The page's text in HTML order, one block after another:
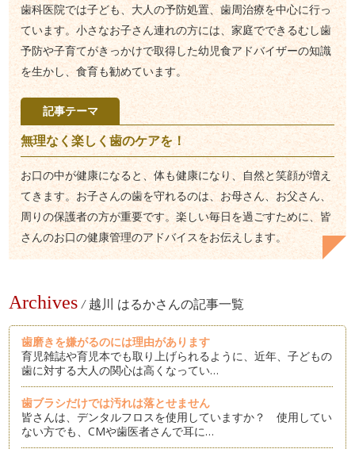
歯科医院では子ども、大人の予防処置、歯周治療を中心に行っ
ています。小さなお子さん連れの方には、家庭でできるむし歯
予防や子育てがきっかけで取得した幼児食アドバイザーの知識
を生かし、食育も勧めています。
記事テーマ
無理なく楽しく歯のケアを！
お口の中が健康になると、体も健康になり、自然と笑顔が増え
てきます。お子さんの歯を守れるのは、お母さん、お父さん、
周りの保護者の方が重要です。楽しい毎日を過ごすために、皆
さんのお口の健康管理のアドバイスをお伝えします。
Archives / 越川 はるかさんの記事一覧
歯磨きを嫌がるのには理由があります
育児雑誌や育児本でも取り上げられるように、近年、子どもの
歯に対する大人の関心は高くなってい…
歯ブラシだけでは汚れは落とせません
皆さんは、デンタルフロスを使用していますか？ 使用してい
ない方でも、CMや歯医者さんで耳に…